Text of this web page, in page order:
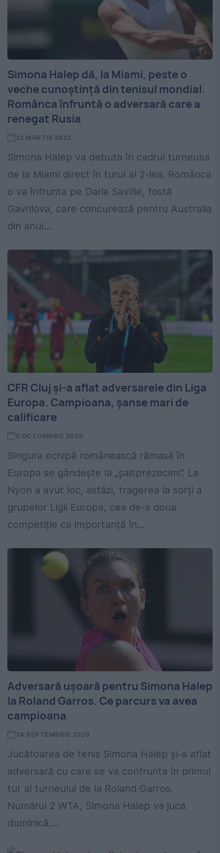
Simona Halep dă, la Miami, peste o
veche cunoștință din tenisul mondial.
Românca înfruntă o adversară care a
renegat Rusia
22 MARTIE 2022
Simona Halep va debuta în cadrul turneului
de la Miami direct în turul al 2-lea. Românca
o va înfrunta pe Daria Saville, fostă
Gavrilova, care concurează pentru Australia
din anul...
CFR Cluj și-a aflat adversarele din Liga
Europa. Campioana, șanse mari de
calificare
2 OCTOMBRIE 2020
Singura echipă românească rămasă în
Europa se gândește la „șaisprezecimi”. La
Nyon a avut loc, astăzi, tragerea la sorți a
grupelor Ligii Europa, cea de-a doua
competiție ca importanță în...
Adversară ușoară pentru Simona Halep
la Roland Garros. Ce parcurs va avea
campioana
24 SEPTEMBRIE 2020
Jucătoarea de tenis Simona Halep și-a aflat
adversară cu care se va confrunta în primul
tur al turneului de la Roland Garros.
Numărul 2 WTA, Simona Halep va juca
duminică,...